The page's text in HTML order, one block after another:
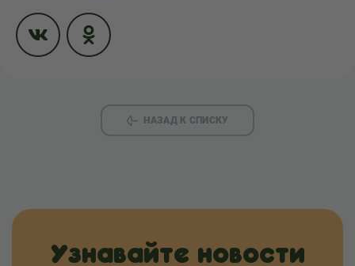
НАЗАД К СПИСКУ
Узнавайте новости